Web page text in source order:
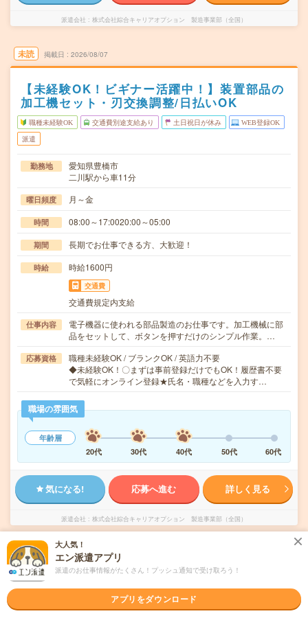
派遣会社 株式会社綜合キャリアオプション 製造事業部（全国）
未読 掲載日 2026/08/07
【未経験OK！ビギナー活躍中！】装置部品の
加工機セット・刃交換調整/日払いOK
職種未経験OK 交通費別途支給あり 土日祝日が休み WEB登録OK
派遣
勤務地
愛知県豊橋市
二川駅から車11分
曜日頻度 月～金
時間 08:00～17:0020:00～05:00
期間 長期でお仕事できる方、大歓迎！
時給 時給1600円
交通費
交通費規定内支給
仕事内容
電子機器に使われる部品製造のお仕事です。加工機械に部
品をセットして、ボタンを押すだけのシンプル作業。…
応募資格
職種未経験OK / ブランクOK / 英語力不要
◆未経験OK！〇まずは事前登録だけでもOK！履歴書不要
で気軽にオンライン登録★氏名・職種などを入力す…
職場の雰囲気
年齢層
20代
30代 40代 50代 60代
気になる! 応募へ進む 詳しく見る
派遣会社 株式会社綜合キャリアオプション 製造事業部（全国）
未読 掲載日 2026/08/07
【未経験から安心スタート！】車用エアコン
部品の製造オペレーター/日払いOK
大人気！
エン派遣アプリ
派遣のお仕事情報がたくさん！プッシュ通知で受け取ろう！
アプリをダウンロード